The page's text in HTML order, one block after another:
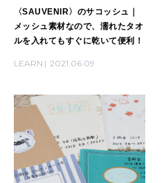
〈SAUVENIR〉のサコッシュ｜
メッシュ素材なので、濡れたタオ
ルを入れてもすぐに乾いて便利！
LEARN 2021.06.09